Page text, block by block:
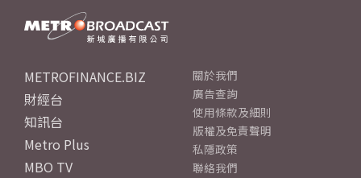
METROFINANCE.BIZ
財經台
知訊台
Metro Plus
MBO TV
關於我們
廣告查詢
使用條款及細則
版權及免責聲明
私隱政策
聯絡我們